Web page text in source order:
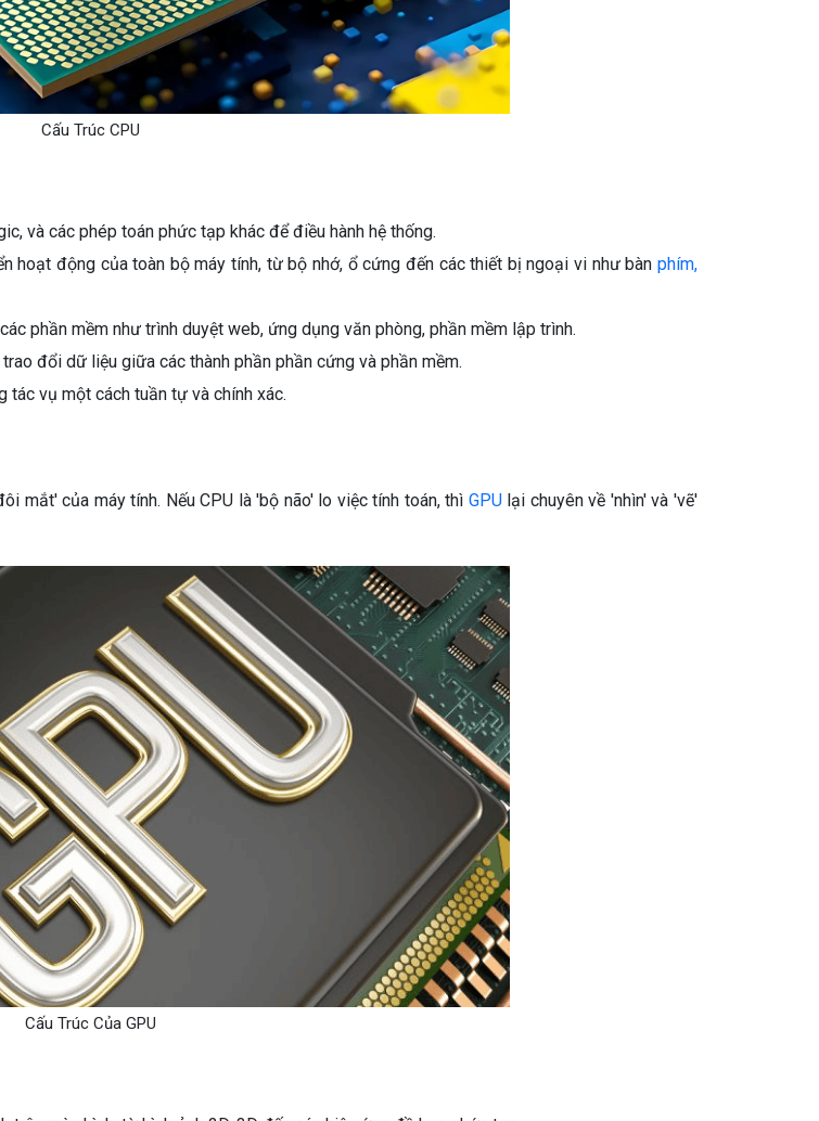
Cấu Trúc CPU
và các phép toán phức tạp khác để điều hành hệ thống.
hoạt động của toàn bộ máy tính, từ bộ nhớ, ổ cứng đến các thiết bị ngoại vi như bànphím,
phần mềm như trình duyệt web, ứng dụng văn phòng, phần mềm lập trình.
đổi dữ liệu giữa các thành phần phần cứng và phần mềm.
tác vụ một cách tuần tự và chính xác.
mắt' của máy tính. Nếu CPU là 'bộ não' lo việc tính toán, thì GPUlại chuyên về 'nhìn' và 'vẽ'
Cấu Trúc Của GPU